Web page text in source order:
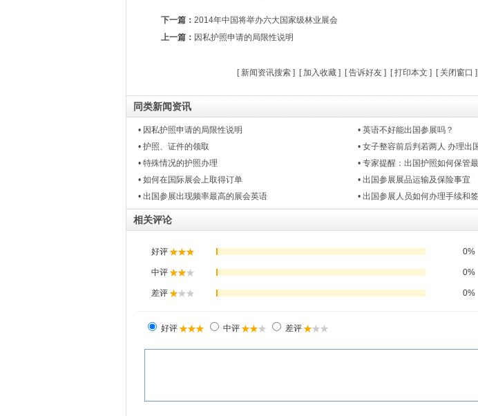
下一篇： 2014年中国将举办六大国家级林业展会
上一篇： 因私护照申请的局限性说明
[ 新闻资讯搜索 ] [加入收藏 ] [告诉好友 ] [打印本文 ] [ 关闭窗口 ]
同类新闻资讯
• 因私护照申请的局限性说明
• 英语不好能出国参展吗？
• 护照、证件的领取
• 女子整容前后判若两人 办理出
• 特殊情况的护照办理
• 专家提醒：出国护照如何保管
• 如何在国际展会上取得订单
• 出国参展展品运输及保险事宜
• 出国参展出现频率最高的展会英语
• 出国参展人员如何办理手续和
相关评论